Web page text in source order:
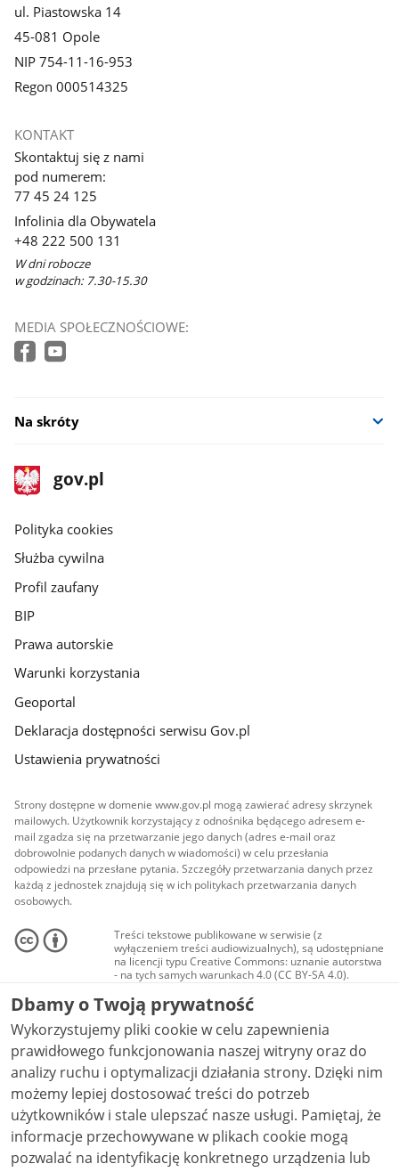
ul. Piastowska 14
45-081 Opole
NIP 754-11-16-953
Regon 000514325
KONTAKT
Skontaktuj się z nami
pod numerem:
77 45 24 125
Infolinia dla Obywatela
+48 222 500 131
W dni robocze
w godzinach: 7.30-15.30
MEDIA SPOŁECZNOŚCIOWE:
Na skróty
stopka
gov.pl
Strona
gov.pl
gov.pl
Polityka cookies
Służba cywilna
Profil zaufany
BIP
Prawa autorskie
Warunki korzystania
Geoportal
Deklaracja dostępności serwisu Gov.pl
Ustawienia prywatności
Strony dostępne w domenie www.gov.pl mogą zawierać adresy skrzynek
mailowych. Użytkownik korzystający z odnośnika będącego adresem e-
mail zgadza się na przetwarzanie jego danych (adres e-mail oraz
dobrowolnie podanych danych w wiadomości) w celu przesłania
odpowiedzi na przesłane pytania. Szczegóły przetwarzania danych przez
każdą z jednostek znajdują się w ich politykach przetwarzania danych
osobowych.
Treści tekstowe publikowane w serwisie (z
wyłączeniem treści audiowizualnych), są udostępniane
na licencji typu Creative Commons: uznanie autorstwa
- na tych samych warunkach 4.0 (CC BY-SA 4.0).
Materiały audiowizualne, w tym zdjęcia, materiały
audio i wideo, są udostępniane na licencji typu
Creative Commons: uznanie autorstwa użycie
niekomercyjne - bez utworów zależnych 4.0 (CC BY-
NC-ND 4.0), o ile nie jest to stwierdzone inaczej.
Dbamy o Twoją prywatność
Wykorzystujemy pliki cookie w celu zapewnienia
prawidłowego funkcjonowania naszej witryny oraz do
analizy ruchu i optymalizacji działania strony. Dzięki nim
możemy lepiej dostosować treści do potrzeb
użytkowników i stale ulepszać nasze usługi. Pamiętaj, że
informacje przechowywane w plikach cookie mogą
pozwalać na identyfikację konkretnego urządzenia lub